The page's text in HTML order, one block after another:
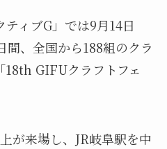
ィブG」では9月14日
、全国から188組のクラ
18th GIFUクラフトフェ
が来場し、JR岐阜駅を中